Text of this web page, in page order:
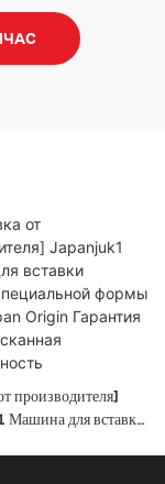
производителя]
для вставки